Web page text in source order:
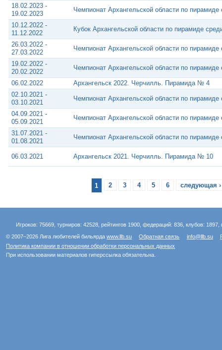
18.02.2023 -
19.02.2023
Чемпионат Архангельской области по
10.12.2022 -
11.12.2022
Кубок Архангельской области по пирамиде
26.03.2022 -
27.03.2022
Чемпионат Архангельской области по
19.02.2022 -
20.02.2022
Чемпионат Архангельской области по
06.02.2022
Архангельск 2022. Черчилль. Пирамида № 4
02.10.2021 -
03.10.2021
Чемпионат Архангельской области по
04.09.2021 -
05.09.2021
Чемпионат Архангельской области по
31.07.2021 -
01.08.2021
Чемпионат Архангельской области по
06.03.2021 Архангельск 2021. Черчилль. Пирамида № 10
1 2 3 4 5 6 следующая ›
Игроков: 75669, турниров: 42528, рейтингов 1900, федераций: 836, клубов:
© 2007–2026 Лига любителей бильярдаwww.llb.su Обратная связь info@llb.su
Политика компании в отношении обработки персональных данных
При использовании материалов гиперссылка обязательна.